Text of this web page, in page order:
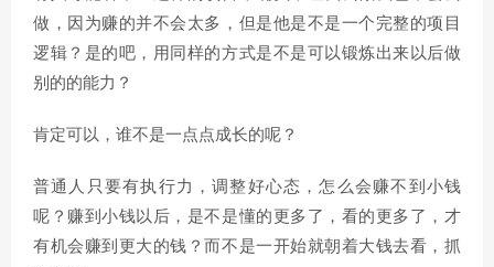
做，因为赚的并不会太多，但是他是不是一个完整的项目
逻辑？是的吧，用同样的方式是不是可以锻炼出来以后做
别的的能力？
肯定可以，谁不是一点点成长的呢？
普通人只要有执行力，调整好心态，怎么会赚不到小钱
呢？赚到小钱以后，是不是懂的更多了，看的更多了，才
有机会赚到更大的钱？而不是一开始就朝着大钱去看，抓